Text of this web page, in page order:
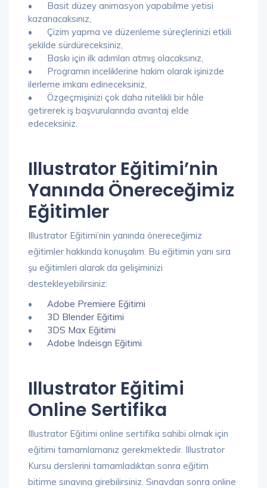
•
Basit düzey animasyon yapabilme yetisi
kazanacaksınız,
•
Çizim yapma ve düzenleme süreçlerinizi etkili
şekilde sürdüreceksiniz,
•
Baskı için ilk adımları atmış olacaksınız,
•
Programın inceliklerine hakim olarak işinizde
ilerleme imkanı edineceksiniz,
•
Özgeçmişinizi çok daha nitelikli bir hâle
getirerek iş başvurularında avantaj elde
edeceksiniz.
Illustrator Eğitimi’nin
Yanında Önereceğimiz
Eğitimler
Illustrator Eğitimi’nin yanında önereceğimiz
eğitimler hakkında konuşalım. Bu eğitimin yanı sıra
şu eğitimleri alarak da gelişiminizi
destekleyebilirsiniz:
•
Adobe Premiere Eğitimi
•
3D Blender Eğitimi
•
3DS Max Eğitimi
•
Adobe Indeisgn Eğitimi
Illustrator Eğitimi
Online Sertifika
Illustrator Eğitimi online sertifika sahibi olmak için
eğitimi tamamlamanız gerekmektedir. Illustrator
Kursu derslerini tamamladıktan sonra eğitim
bitirme sınavına girebilirsiniz. Sınavdan sonra online